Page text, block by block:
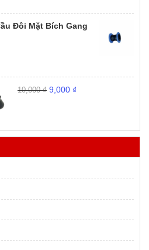
Đôi Mặt Bích Gang
10,000₫
Giá
gốc
9,000 ₫